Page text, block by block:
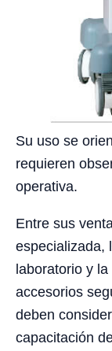
Su uso se
requieren
operativa.
Entre sus
especializada,
laboratorio y
accesorios
deben
capacitación